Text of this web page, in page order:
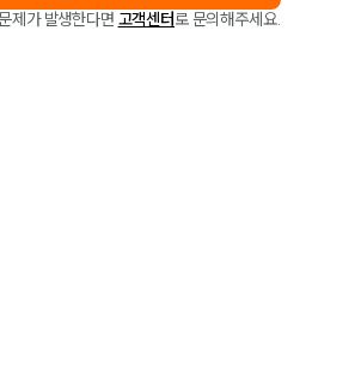
제가 발생한다면 고객센터로 문의해주세요.